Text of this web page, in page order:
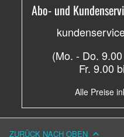
Abo- und
(Mo. - Do.
Fr. 9.00
Alle Preise
ZURÜCK NACH OBEN